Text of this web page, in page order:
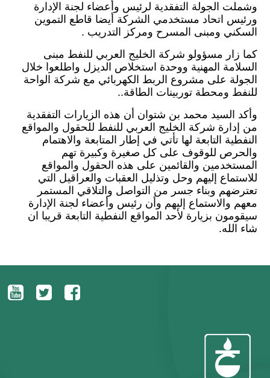
وشملت الجولة التفقدية لرئيس وأعضاء لجنة الإدارة
ورئيس اتحاد مستخدمي الشركة أيضا قاطع التموين
السكني ومبنى المسرح ومركز التدريب .
كما زار مسؤولو شركة الخليج العربي للنفط مبنى
السلامة المهنية ووحدة استخلاص الديزل واطلعوا خلال
الجولة على مشروع الربط الكهربائي مع شركة الواحة
للنفط ومحطة توربينات الطاقة..
وأكد السيد محمد بن شتوان أن هذه الزيارات التفقدية
من إدارة شركة الخليج العربي للنفط للحقول والمواقع
النفطية التابعة لها تأتي في إطار المتابعة والاهتمام
والحرص للوقوف على كل صغيرة وكبيرة تهم
المستخدمين والقائمين على هذه الحقول والمواقع
للاستماع إليهم وحل وتذليل العقبات والعراقيل التي
تعترضهم وبناء جسر من التواصل والتلاقي المستمر
معهم والاستماع إليهم وأن رئيس وأعضاء لجنة الإدارة
سيقومون بزيارة لأحد المواقع النفطية التابعة قريبا ان
شاء الله.